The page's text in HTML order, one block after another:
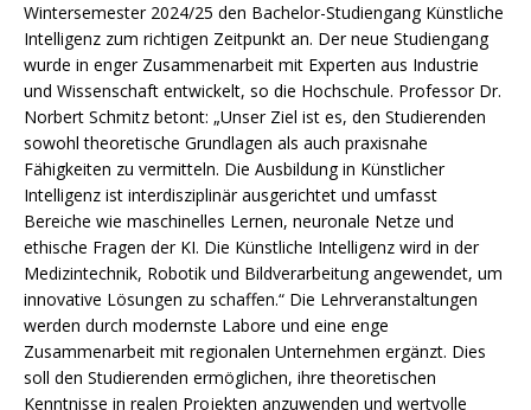
Wintersemester 2024/25 den Bachelor-Studiengang Künstliche
Intelligenz zum richtigen Zeitpunkt an. Der neue Studiengang
wurde in enger Zusammenarbeit mit Experten aus Industrie
und Wissenschaft entwickelt, so die Hochschule. Professor Dr.
Norbert Schmitz betont: „Unser Ziel ist es, den Studierenden
sowohl theoretische Grundlagen als auch praxisnahe
Fähigkeiten zu vermitteln. Die Ausbildung in Künstlicher
Intelligenz ist interdisziplinär ausgerichtet und umfasst
Bereiche wie maschinelles Lernen, neuronale Netze und
ethische Fragen der KI. Die Künstliche Intelligenz wird in der
Medizintechnik, Robotik und Bildverarbeitung angewendet, um
innovative Lösungen zu schaffen.“ Die Lehrveranstaltungen
werden durch modernste Labore und eine enge
Zusammenarbeit mit regionalen Unternehmen ergänzt. Dies
soll den Studierenden ermöglichen, ihre theoretischen
Kenntnisse in realen Projekten anzuwenden und wertvolle